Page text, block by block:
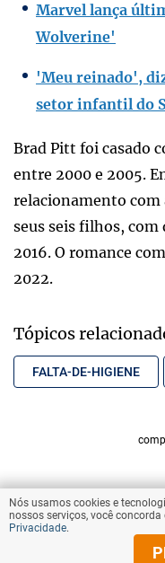
Marvel lança
Wolverine'
'Meu reinado',
setor infantil do
Brad Pitt foi casado
entre 2000 e 2005.
relacionamento com
seus seis filhos, com
2016. O romance
2022.
Tópicos
FALTA-DE-HIGIENE
© Copyright 2025 Diários
Nós usamos cookies e
nossos serviços, você
Privacidade.